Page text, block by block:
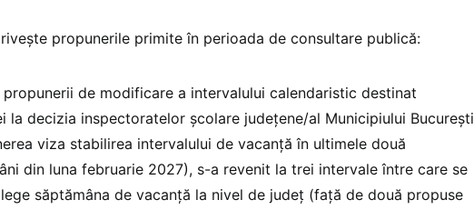
propunerile primite în perioada de consultare publică:
propunerii de modificare a intervalului calendaristic destinat
la decizia inspectoratelor școlare județene/al Municipiului București
viza stabilirea intervalului de vacanță în ultimele două
din luna februarie 2027), s-a revenit la trei intervale între care se
săptămâna de vacanță la nivel de județ (față de două propuse